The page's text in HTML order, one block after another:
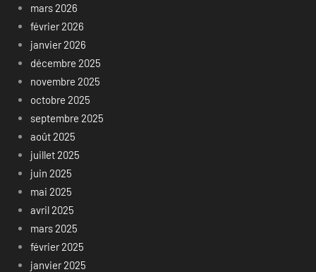
mars 2026
février 2026
janvier 2026
décembre 2025
novembre 2025
octobre 2025
septembre 2025
août 2025
juillet 2025
juin 2025
mai 2025
avril 2025
mars 2025
février 2025
janvier 2025